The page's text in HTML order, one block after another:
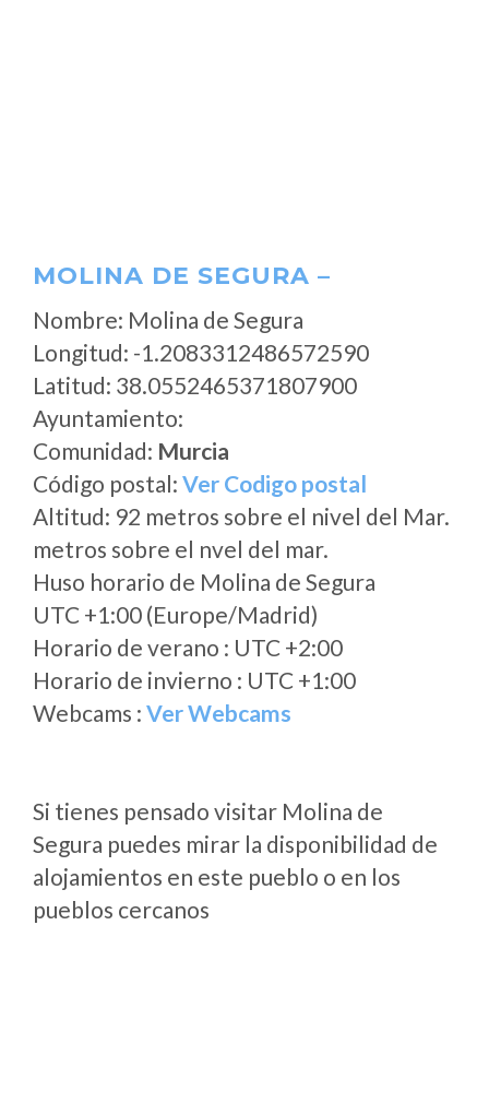
MOLINA DE SEGURA –
Nombre: Molina de Segura
Longitud: -1.2083312486572590
Latitud: 38.0552465371807900
Ayuntamiento:
Comunidad: Murcia
Código postal: Ver Codigo postal
Altitud: 92 metros sobre el nivel del Mar.
metros sobre el nvel del mar.
Huso horario de Molina de Segura
UTC +1:00 (Europe/Madrid)
Horario de verano : UTC +2:00
Horario de invierno : UTC +1:00
Webcams : Ver Webcams
Si tienes pensado visitar Molina de
Segura puedes mirar la disponibilidad de
alojamientos en este pueblo o en los
pueblos cercanos